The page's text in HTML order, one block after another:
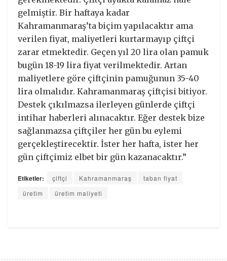
gelmiştir. Bir haftaya kadar
Kahramanmaraş’ta biçim yapılacaktır ama
verilen fiyat, maliyetleri kurtarmayıp çiftçi
zarar etmektedir. Geçen yıl 20 lira olan pamuk
bugün 18-19 lira fiyat verilmektedir. Artan
maliyetlere göre çiftçinin pamuğunun 35-40
lira olmalıdır. Kahramanmaraş çiftçisi bitiyor.
Destek çıkılmazsa ilerleyen günlerde çiftçi
intihar haberleri alınacaktır. Eğer destek bize
sağlanmazsa çiftçiler her gün bu eylemi
gerçekleştirecektir. İster her hafta, ister her
gün çiftçimiz elbet bir gün kazanacaktır.”
Etiketler: çiftçi Kahramanmaraş
taban fiyat
üretim
üretim maliyeti